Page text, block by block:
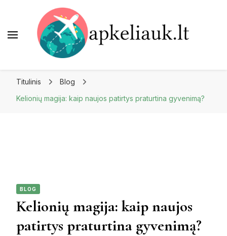
Titulinis
Blog
Kelionių magija: kaip naujos patirtys praturtina gyvenimą?
BLOG
Kelionių magija: kaip naujos
patirtys praturtina gyvenimą?